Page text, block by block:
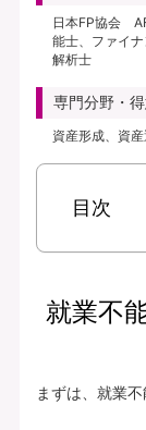
日本FP協会
能士、ファイ
解析士
専門分野・
資産形成、資
目次
就業不
まずは、就業